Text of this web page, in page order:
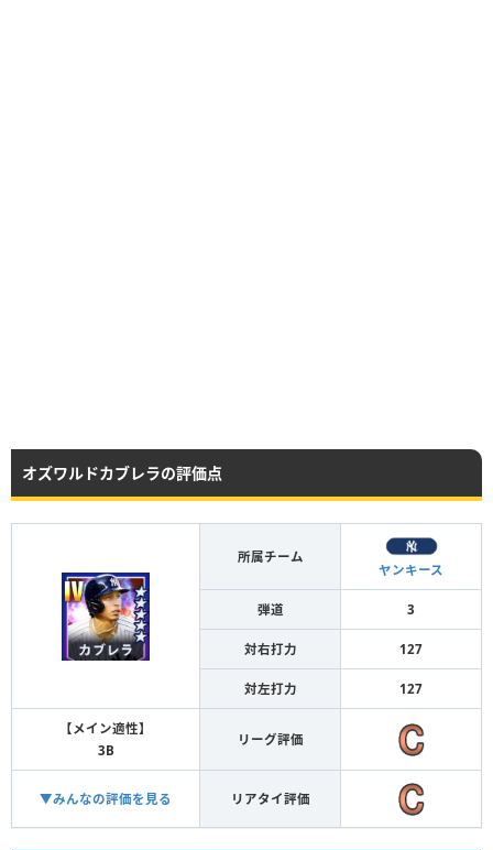
オズワルドカブレラの評価点
所属チーム
ヤンキース
弾道 3
対右打力 127
対左打力 127
【メイン適性】
3B
リーグ評価
▼みんなの評価を見る リアタイ評価